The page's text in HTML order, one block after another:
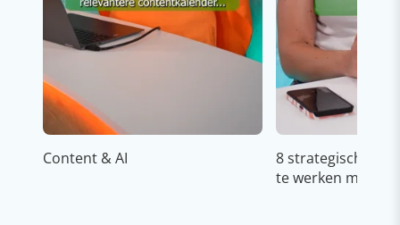
Content & AI
8 strategische
te werken met